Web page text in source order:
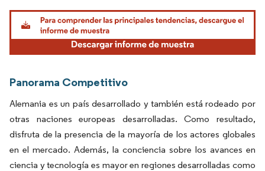
Imagen © Mordor Intelligence. El uso requiere atribución según CC BY 4.0.
Panorama Competitivo
Alemania es un país desarrollado y también está rodeado por
otras naciones europeas desarrolladas. Como resultado,
disfruta de la presencia de la mayoría de los actores globales
en el mercado. Además, la conciencia sobre los avances en
ciencia y tecnología es mayor en regiones desarrolladas como